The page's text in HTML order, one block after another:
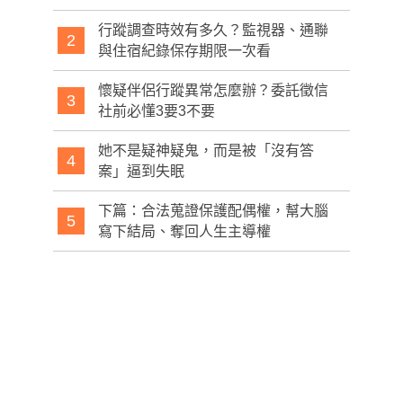
2
行蹤調查時效有多久？監視器、通聯
與住宿紀錄保存期限一次看
3
懷疑伴侶行蹤異常怎麼辦？委託徵信
社前必懂3要3不要
4
她不是疑神疑鬼，而是被「沒有答
案」逼到失眠
5
下篇：合法蒐證保護配偶權，幫大腦
寫下結局、奪回人生主導權